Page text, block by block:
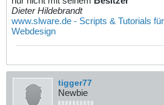
Dieter Hildebrandt
www.slware.de - Scripts & Tutorials
Webdesign
tigger77
Newbie